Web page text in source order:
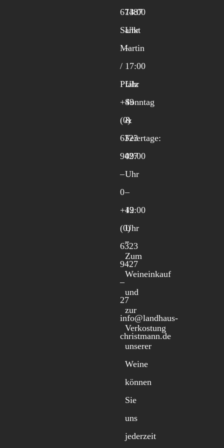
67487
Sankt
Martin
/
Pfalz
+49
(0)
6323
9427
–
0
+49
(0)
6323
9427
–
27
info@landhaus-
christmann.de
13:00
Uhr
–
17:00
Uhr
Sonntag
&
Feiertage:
09:00
Uhr
–
12:00
Uhr
Zum
Weineinkauf
und
zur
Verkostung
unserer
Weine
können
Sie
uns
jederzeit